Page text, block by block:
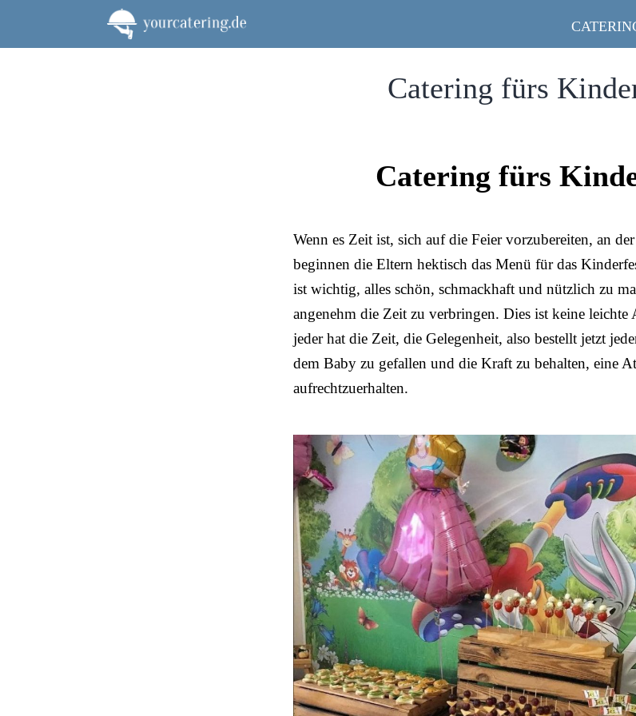
Catering fürs
Catering fürs
Wenn es Zeit ist, sich auf die Feier vorzubereiten, an
beginnen die Eltern hektisch das Menü für das
ist wichtig, alles schön, schmackhaft und nützlich zu
angenehm die Zeit zu verbringen. Dies ist keine
jeder hat die Zeit, die Gelegenheit, also bestellt jetzt
dem Baby zu gefallen und die Kraft zu behalten, eine
aufrechtzuerhalten.